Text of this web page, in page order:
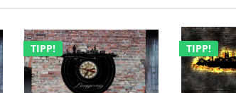
TIPP! TIPP!